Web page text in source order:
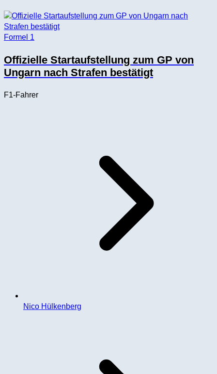
Formel 1
Offizielle Startaufstellung zum GP von
Ungarn nach Strafen bestätigt
F1-Fahrer
Nico Hülkenberg